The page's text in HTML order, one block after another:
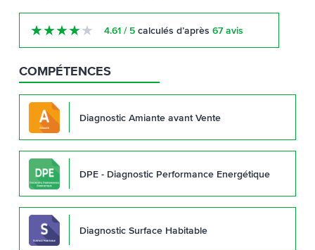
★★★★★ 4.61 / 5 calculés d’après 67 avis
COMPÉTENCES
Diagnostic Amiante avant Vente
DPE - Diagnostic Performance Energétique
Diagnostic Surface Habitable